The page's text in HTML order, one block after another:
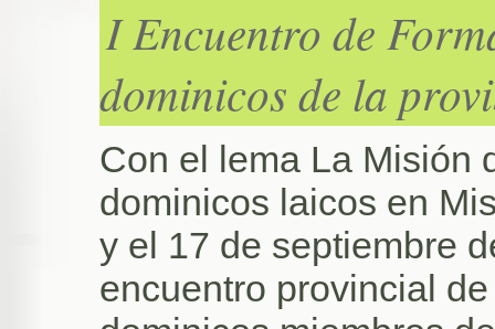
I Encuentro de
dominicos de la
Con el lema La Misión
dominicos laicos en
y el 17 de septiembre
encuentro provincial